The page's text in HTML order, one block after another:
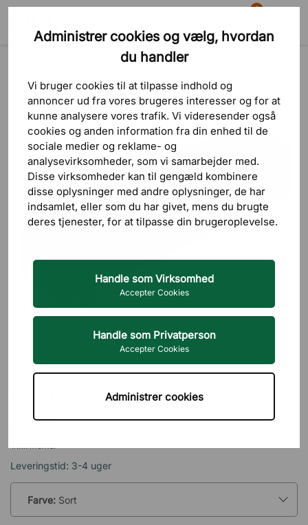
Administrer cookies og vælg, hvordan
du handler
Vi bruger cookies til at tilpasse indhold og
annoncer ud fra vores brugeres interesser og for at
kunne analysere vores trafik. Vi videresender også
cookies og anden information fra din enhed til de
sociale medier og reklame- og
analysevirksomheder, som vi samarbejder med.
Disse virksomheder kan til gengæld kombinere
disse oplysninger med andre oplysninger, de har
indsamlet, eller som du har givet, mens du brugte
deres tjenester, for at tilpasse din brugeroplevelse.
Handle som Virksomhed
Accepter Cookies
Handle som Privatperson
Accepter Cookies
Administrer cookies
Søg
0
Indkøbskurv
Tilbehør konferensbord
NARBUTAS
Plantekasse Nova Wood
inkl. moms.
Leveringstid: 3-4 uger
Farve: Sort